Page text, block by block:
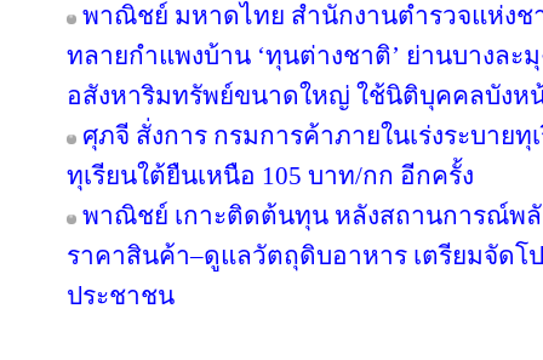
พาณิชย์ มหาดไทย สำนักงานตำรวจแห่ง
ทลายกำแพงบ้าน ‘ทุนต่างชาติ’ ย่านบางละ
อสังหาริมทรัพย์ขนาดใหญ่ ใช้นิติบุคคลบังห
ศุภจี สั่งการ กรมการค้าภายในเร่งระบาย
ทุเรียนใต้ยืนเหนือ 105 บาท/กก อีกครั้ง
พาณิชย์ เกาะติดต้นทุน หลังสถานการณ์พ
ราคาสินค้า–ดูแลวัตถุดิบอาหาร เตรียมจัดโ
ประชาชน